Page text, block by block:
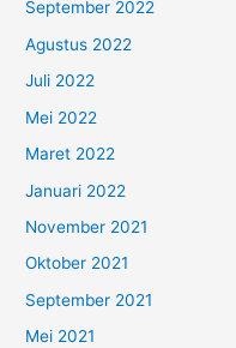
September 2022
Agustus 2022
Juli 2022
Mei 2022
Maret 2022
Januari 2022
November 2021
Oktober 2021
September 2021
Mei 2021